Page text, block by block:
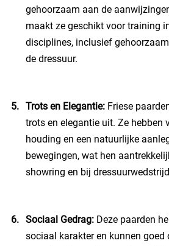
gehoorzaam aan de
maakt ze geschikt voor training
disciplines, inclusief
de dressuur.
Trots en Elegantie: Friese
trots en elegantie uit. Ze hebben
houding en een natuurlijke
bewegingen, wat hen
showring en bij
Sociaal Gedrag: Deze paarden
sociaal karakter en kunnen goed